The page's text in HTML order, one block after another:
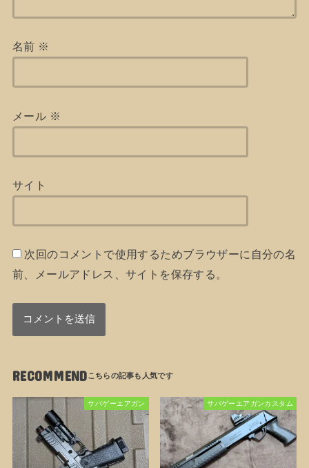
名前 ※
メール ※
サイト
次回のコメントで使用するためブラウザーに自分の名
前、メールアドレス、サイトを保存する。
RECOMMEND
サバゲーエアガン サバゲーエアガンカスタム